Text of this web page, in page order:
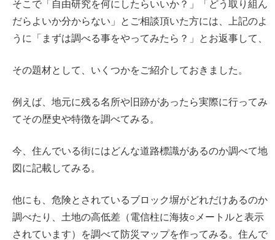
そこで「自由研究を何にしたらいいか？」「どう取り組ん
だらよいか分からない」とご相談頂いた方には、上記のよ
うに「まずは調べる事をやってみたら？」とお返事して、
その題材として、いくつかをご紹介しておきました。
例えば、地元に残る名所や旧跡があったら実際に行ってみ
てその歴史や特徴を調べてみる。
今、住んでいる街にはどんな道路標識があるのか調べて地
図に記載してみる。
他にも、危険とされているブロック塀がどれだけあるのか
調べたり、土地の高低差（電信柱に海抜○メートルと表示
されています）を調べて防災マップを作ってみる。住んで